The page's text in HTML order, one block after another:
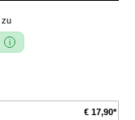
zu
€ 17,90*